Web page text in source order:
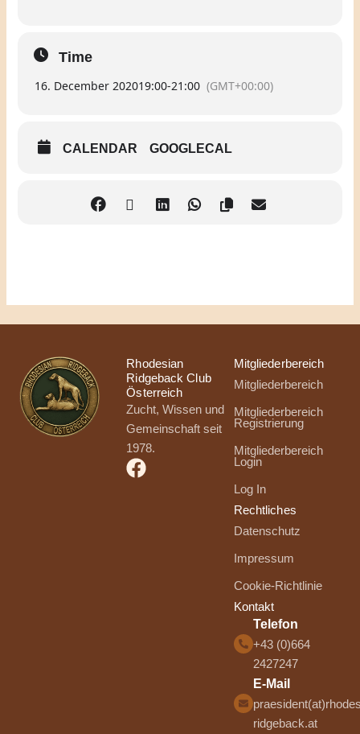
Time
16. December 202019:00-21:00 (GMT+00:00)
CALENDAR GOOGLECAL
Rhodesian
Ridgeback Club
Österreich
Zucht, Wissen und
Gemeinschaft seit
1978.
Mitgliederbereich
Mitgliederbereich
Mitgliederbereich
Registrierung
Mitgliederbereich
Login
Log In
Rechtliches
Datenschutz
Impressum
Cookie-Richtlinie
Kontakt
Telefon
+43 (0)664
2427247
E-Mail
ridgeback.at